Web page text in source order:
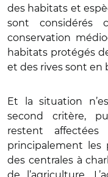
des habitats et
sont considérés
conservation
habitats protégés
et des rives sont en
Et la situation
second critère,
restent
principalement les
des centrales à
de l’agriculture.